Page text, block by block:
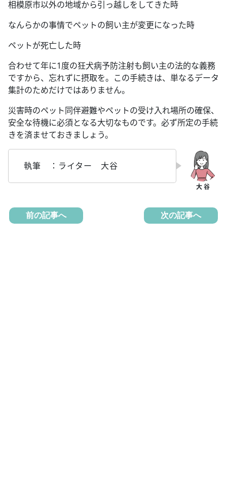
相模原市以外の地域から引っ越しをしてきた時
なんらかの事情でペットの飼い主が変更になった時
ペットが死亡した時
合わせて年に1度の狂犬病予防注射も飼い主の法的な義務
ですから、忘れずに摂取を。この手続きは、単なるデータ
集計のためだけではありません。
災害時のペット同伴避難やペットの受け入れ場所の確保、
安全な待機に必須となる大切なものです。必ず所定の手続
きを済ませておきましょう。
執筆 ：ライター 大谷
前の記事へ 次の記事へ